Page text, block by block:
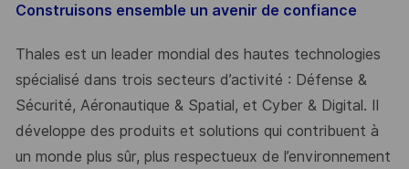
Construisons ensemble un avenir de confiance
Thales est un leader mondial des hautes technologies
spécialisé dans trois secteurs d’activité : Défense &
Sécurité, Aéronautique & Spatial, et Cyber & Digital. Il
développe des produits et solutions qui contribuent à
un monde plus sûr, plus respectueux de l’environnement